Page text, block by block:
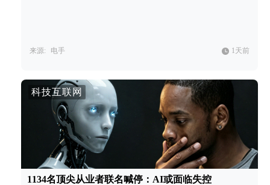
来源: 电手 1天前
科技互联网
1134名顶尖从业者联名喊停：AI或面临失控